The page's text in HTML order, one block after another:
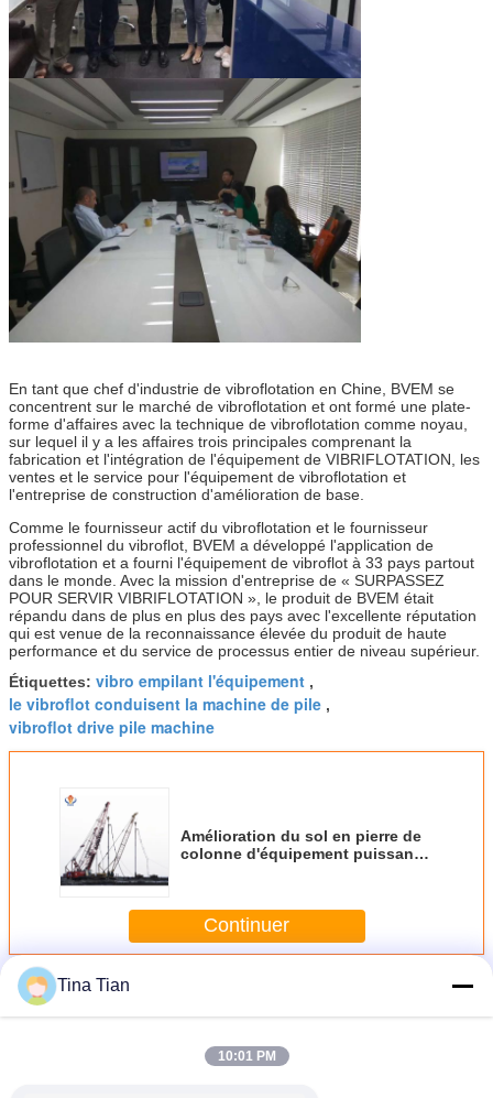
En tant que chef d'industrie de vibroflotation en Chine, BVEM se
concentrent sur le marché de vibroflotation et ont formé une plate-
forme d'affaires avec la technique de vibroflotation comme noyau,
sur lequel il y a les affaires trois principales comprenant la
fabrication et l'intégration de l'équipement de VIBRIFLOTATION, les
ventes et le service pour l'équipement de vibroflotation et
l'entreprise de construction d'amélioration de base.
Comme le fournisseur actif du vibroflotation et le fournisseur
professionnel du vibroflot, BVEM a développé l'application de
vibroflotation et a fourni l'équipement de vibroflot à 33 pays partout
dans le monde. Avec la mission d'entreprise de « SURPASSEZ
POUR SERVIR VIBRIFLOTATION », le produit de BVEM était
répandu dans de plus en plus des pays avec l'excellente réputation
qui est venue de la reconnaissance élevée du produit de haute
performance et du service de processus entier de niveau supérieur.
Étiquettes: vibro empilant l'équipement ,
le vibroflot conduisent la machine de pile ,
vibroflot drive pile machine
Amélioration du sol en pierre de
colonne d'équipement puissant
Continuer
Plus Équipement de Vibroflot
Tina Tian
10:01 PM